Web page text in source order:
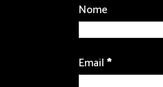
Nome
Email*